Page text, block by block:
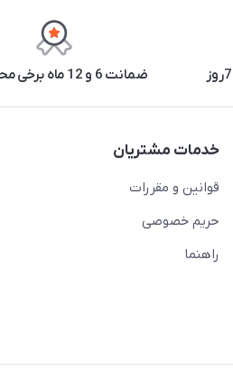
ضمانت 6 و 12 ماه برخی محصولات
خدمات مشتریان
قوانین و مقررات
حریم خصوصی
راهنما